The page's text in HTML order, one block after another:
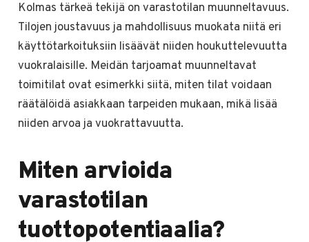
Kolmas tärkeä tekijä on varastotilan muunneltavuus.
Tilojen joustavuus ja mahdollisuus muokata niitä eri
käyttötarkoituksiin lisäävät niiden houkuttelevuutta
vuokralaisille. Meidän tarjoamat muunneltavat
toimitilat ovat esimerkki siitä, miten tilat voidaan
räätälöidä asiakkaan tarpeiden mukaan, mikä lisää
niiden arvoa ja vuokrattavuutta.
Miten arvioida
varastotilan
tuottopotentiaalia?